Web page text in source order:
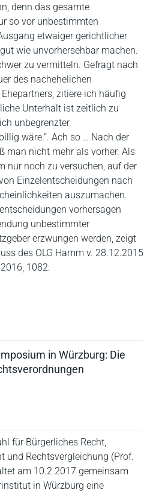
denn das gesamte
so vor unbestimmten
etwaiger gerichtlicher
wie unvorhersehbar machen.
zu vermitteln. Gefragt nach
des nachehelichen
zitiere ich häufig
Unterhalt ist zeitlich zu
unbegrenzter
wäre.“. Ach so … Nach der
man nicht mehr als vorher. Als
nur noch zu versuchen, auf der
Einzelentscheidungen nach
auszumachen.
vorhersagen
unbestimmter
erzwungen werden, zeigt
des OLG Hamm v. 28.12.2015
1082:
in Würzburg: Die
für Bürgerliches Recht,
und Rechtsvergleichung (Prof.
am 10.2.2017 gemeinsam
in Würzburg eine